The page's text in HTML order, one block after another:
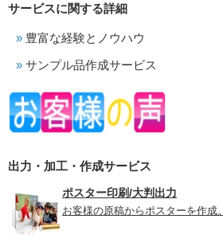
サービスに関する詳細
豊富な経験とノウハウ
サンプル品作成サービス
出力・加工・作成サービス
ポスター印刷/大判出力
お客様の原稿からポスターを作成。